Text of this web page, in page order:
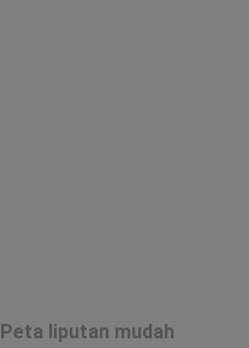
Peta liputan mudah